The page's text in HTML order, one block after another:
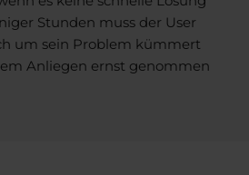
Stunden muss der User
um sein Problem kümmert
Anliegen ernst genommen